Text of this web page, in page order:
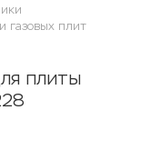
газовых плит
плиты